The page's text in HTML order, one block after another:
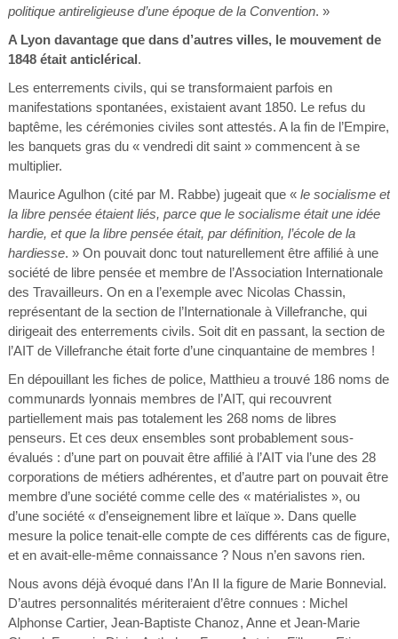
politique antireligieuse d’une époque de la Convention. »
A Lyon davantage que dans d’autres villes, le mouvement de
1848 était anticlérical.
Les enterrements civils, qui se transformaient parfois en
manifestations spontanées, existaient avant 1850. Le refus du
baptême, les cérémonies civiles sont attestés. A la fin de l’Empire,
les banquets gras du « vendredi dit saint » commencent à se
multiplier.
Maurice Agulhon (cité par M. Rabbe) jugeait que « le socialisme et
la libre pensée étaient liés, parce que le socialisme était une idée
hardie, et que la libre pensée était, par définition, l’école de la
hardiesse. » On pouvait donc tout naturellement être affilié à une
société de libre pensée et membre de l’Association Internationale
des Travailleurs. On en a l’exemple avec Nicolas Chassin,
représentant de la section de l’Internationale à Villefranche, qui
dirigeait des enterrements civils. Soit dit en passant, la section de
l’AIT de Villefranche était forte d’une cinquantaine de membres !
En dépouillant les fiches de police, Matthieu a trouvé 186 noms de
communards lyonnais membres de l’AIT, qui recouvrent
partiellement mais pas totalement les 268 noms de libres
penseurs. Et ces deux ensembles sont probablement sous-
évalués : d’une part on pouvait être affilié à l’AIT via l’une des 28
corporations de métiers adhérentes, et d’autre part on pouvait être
membre d’une société comme celle des « matérialistes », ou
d’une société « d’enseignement libre et laïque ». Dans quelle
mesure la police tenait-elle compte de ces différents cas de figure,
et en avait-elle-même connaissance ? Nous n’en savons rien.
Nous avons déjà évoqué dans l’An II la figure de Marie Bonnevial.
D’autres personnalités mériteraient d’être connues : Michel
Alphonse Cartier, Jean-Baptiste Chanoz, Anne et Jean-Marie